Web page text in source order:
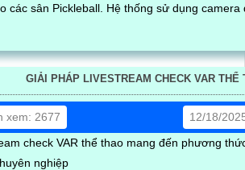
các sân Pickleball. Hệ thống sử dụng
GIẢI PHÁP LIVESTREAM CHECK VAR THỂ
xem: 2677
12/18/
check VAR thể thao mang đến phương
nghiệp